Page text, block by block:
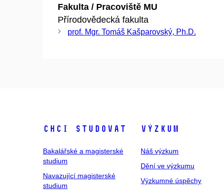
Fakulta / Pracoviště MU
Přírodovědecká fakulta
prof. Mgr. Tomáš Kašparovský, Ph.D.
Chci studovat
Bakalářské a magisterské
studium
Navazující magisterské
studium
Výzkum
Náš výzkum
Dění ve výzkumu
Výzkumné úspěchy